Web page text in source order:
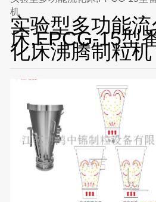
机
实验型多功能
床,FPCG-15型
化床沸腾制粒机